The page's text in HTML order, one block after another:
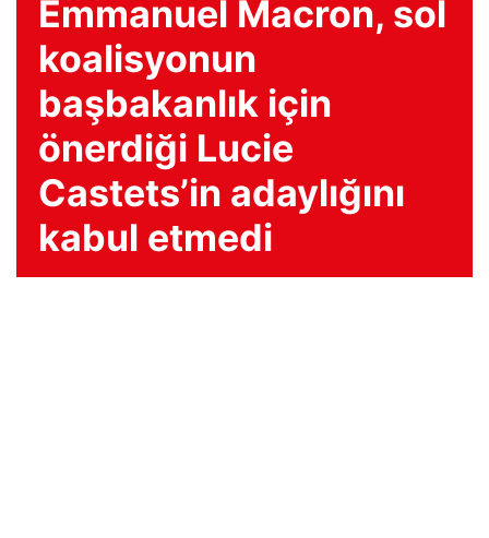
Emmanuel Macron, sol
koalisyonun
başbakanlık için
önerdiği Lucie
Castets’in adaylığını
kabul etmedi